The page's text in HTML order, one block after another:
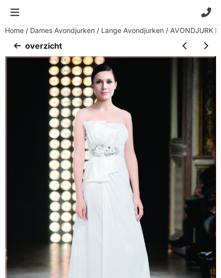
Home / Dames Avondjurken / Lange Avondjurken / AVONDJURK
overzicht